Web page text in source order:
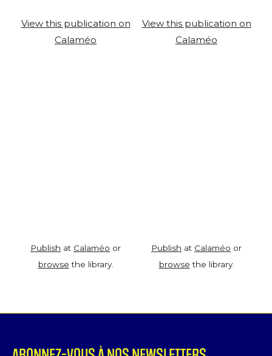
View this publication on
Calaméo
Publish at Calaméo or
browse the library.
View this publication on
Calaméo
Publish at Calaméo or
browse the library.